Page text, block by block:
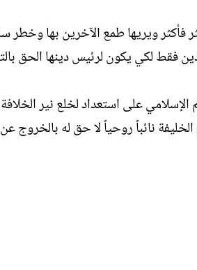
فأكثر ويريها طمع الآخرين بها
فقط لكي يكون لرئيس دينها الحق
الإسلامي على استعداد لخلع نير
نائباً روحياً لا حق له بالخروج